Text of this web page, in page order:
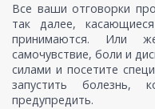
Все ваши отговорки
так далее,
принимаются. Или
самочувствие, боли и
силами и посетите
запустить
предупредить.